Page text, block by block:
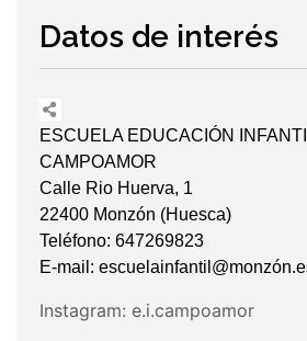
Datos de interés
ESCUELA EDUCACIÓN
CAMPOAMOR
Calle Rio Huerva, 1
22400 Monzón (Huesca)
Teléfono: 647269823
E-mail:
Instagram: e.i.campoamor